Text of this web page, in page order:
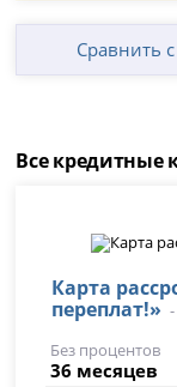
Сравнить
Все кредитные
Карта
переплат!» -
Без процентов
36 месяцев